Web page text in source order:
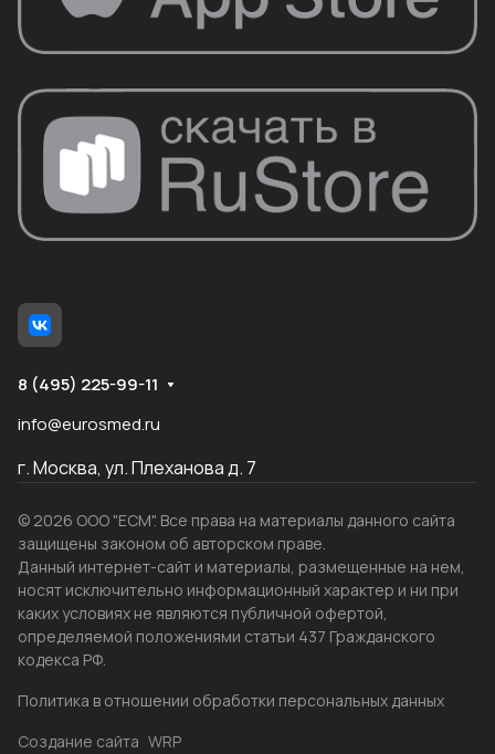
8 (495) 225-99-11
info@eurosmed.ru
г. Москва, ул. Плеханова д. 7
© 2026 ООО "ЕСМ". Все права на материалы данного сайта
защищены законом об авторском праве.
Данный интернет-сайт и материалы, размещенные на нем,
носят исключительно информационный характер и ни при
каких условиях не являются публичной офертой,
определяемой положениями статьи 437 Гражданского
кодекса РФ.
Политика в отношении обработки персональных данных
Создание сайта WRP